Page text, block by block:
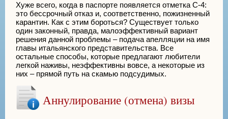
Хуже всего, когда в паспорте появляется отметка С-4:
это бессрочный отказ и, соответственно, пожизненный
карантин. Как с этим бороться? Существует только
один законный, правда, малоэффективный вариант
решения данной проблемы – подача апелляции на имя
главы итальянского представительства. Все
остальные способы, которые предлагают любители
легкой наживы, неэффективны вовсе, а некоторые из
них – прямой путь на скамью подсудимых.
Аннулирование (отмена) визы